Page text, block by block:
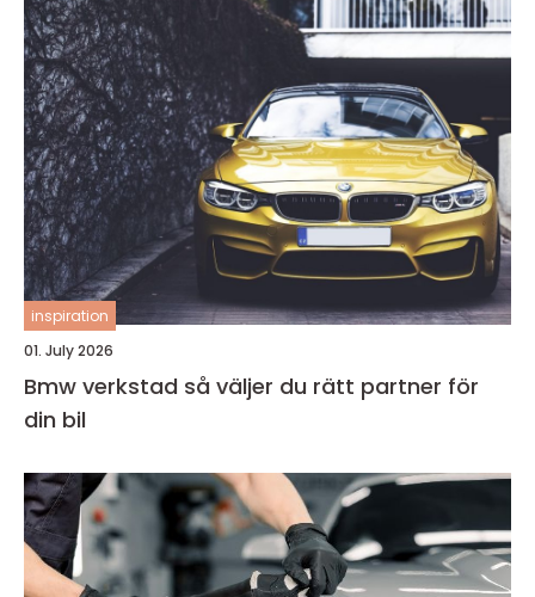
inspiration
01. July 2026
Bmw verkstad så väljer du rätt partner för
din bil